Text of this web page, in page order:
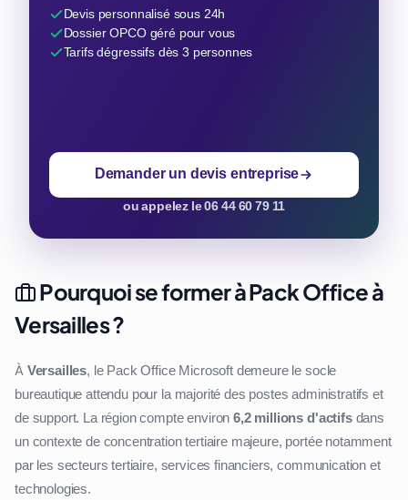
Devis personnalisé sous 24h
Dossier OPCO géré pour vous
Tarifs dégressifs dès 3 personnes
Demander un devis entreprise
ou appelez le 06 44 60 79 11
Pourquoi se former à Pack Office à
Versailles ?
À Versailles, le Pack Office Microsoft demeure le socle
bureautique attendu pour la majorité des postes administratifs et
de support. La région compte environ6,2 millions d'actifsdans
un contexte de concentration tertiaire majeure, portée notamment
par les secteurs tertiaire, services financiers, communication et
technologies.